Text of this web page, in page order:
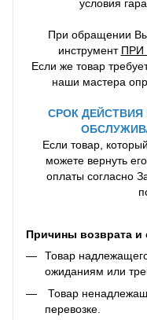
условия
При обращении
инструмент ПРИ
Если же товар
наши мастера
СРОК ДЕЙСТВИЯ
Если товар,
можете вернуть его
оплаты согласно
Причины возврата и
Товар
ожиданиям или
Товар
перевозке.